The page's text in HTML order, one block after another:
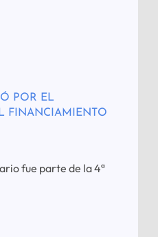
POR EL
FINANCIAMIENTO
fue parte de la 4ª